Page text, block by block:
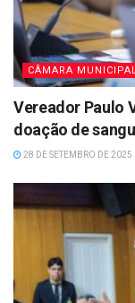
CÂMARA
Vereador Paulo
doação de
28 DE SETEMBRO DE 2025